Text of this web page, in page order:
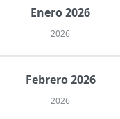
Enero 2026
2026
Febrero 2026
2026